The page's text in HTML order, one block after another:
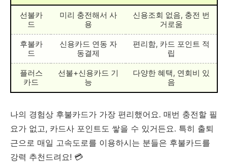
선불카
드
미리 충전해서 사
용
신용조회 없음, 충전 번
거로움
후불카
드
신용카드 연동 자
동결제
편리함, 카드 포인트 적
립
플러스
카드
선불+신용카드 기
능
다양한 혜택, 연회비 있
음
나의 경험상 후불카드가 가장 편리했어요. 매번 충전할 필
요가 없고, 카드사 포인트도 쌓을 수 있거든요. 특히 출퇴
근으로 매일 고속도로를 이용하시는 분들은 후불카드를
강력 추천드려요! 💳